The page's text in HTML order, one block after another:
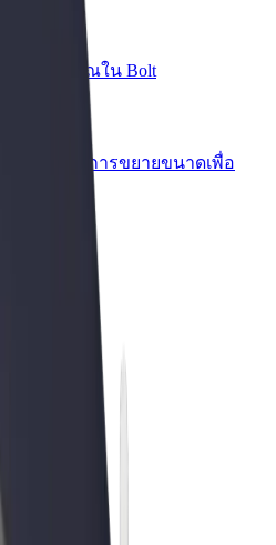
ลีท
ฟลีทของคุณใน Bolt
Bolt ที่มีการขยายขนาดเพื่อ
OÜ